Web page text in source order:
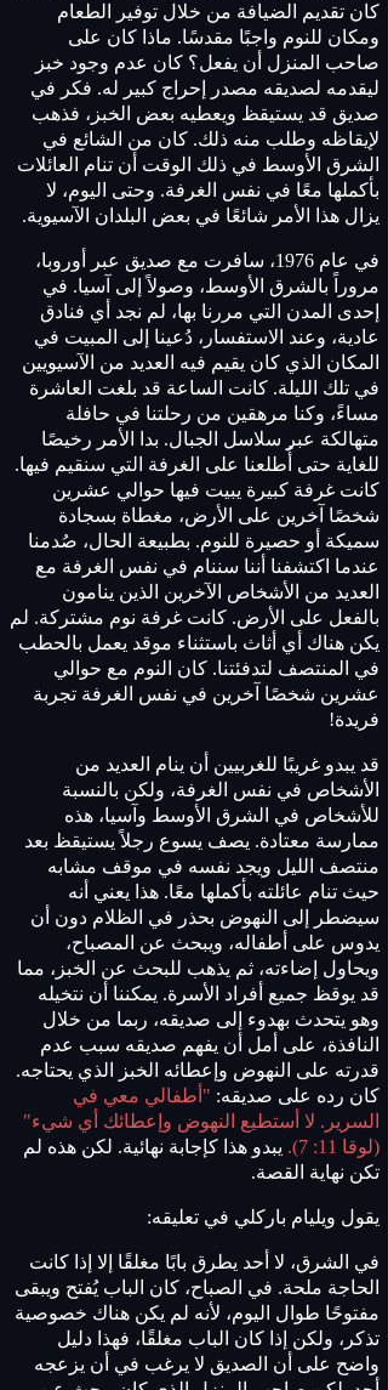
كان تقديم الضيافة من خلال توفير الطعام
ومكان للنوم واجبًا مقدسًا. ماذا كان على
صاحب المنزل أن يفعل؟ كان عدم وجود خبز
ليقدمه لصديقه مصدر إحراج كبير له. فكر في
صديق قد يستيقظ ويعطيه بعض الخبز، فذهب
لإيقاظه وطلب منه ذلك. كان من الشائع في
الشرق الأوسط في ذلك الوقت أن تنام العائلات
بأكملها معًا في نفس الغرفة. وحتى اليوم، لا
يزال هذا الأمر شائعًا في بعض البلدان الآسيوية.
في عام 1976، سافرت مع صديق عبر أوروبا،
مروراً بالشرق الأوسط، وصولاً إلى آسيا. في
إحدى المدن التي مررنا بها، لم نجد أي فنادق
عادية، وعند الاستفسار، دُعينا إلى المبيت في
المكان الذي كان يقيم فيه العديد من الآسيويين
في تلك الليلة. كانت الساعة قد بلغت العاشرة
مساءً، وكنا مرهقين من رحلتنا في حافلة
متهالكة عبر سلاسل الجبال. بدا الأمر رخيصًا
للغاية حتى أُطلعنا على الغرفة التي سنقيم فيها.
كانت غرفة كبيرة يبيت فيها حوالي عشرين
شخصًا آخرين على الأرض، مغطاة بسجادة
سميكة أو حصيرة للنوم. بطبيعة الحال، صُدمنا
عندما اكتشفنا أننا سننام في نفس الغرفة مع
العديد من الأشخاص الآخرين الذين ينامون
بالفعل على الأرض. كانت غرفة نوم مشتركة. لم
يكن هناك أي أثاث باستثناء موقد يعمل بالحطب
في المنتصف لتدفئتنا. كان النوم مع حوالي
عشرين شخصًا آخرين في نفس الغرفة تجربة
فريدة!
قد يبدو غريبًا للغربيين أن ينام العديد من
الأشخاص في نفس الغرفة، ولكن بالنسبة
للأشخاص في الشرق الأوسط وآسيا، هذه
ممارسة معتادة. يصف يسوع رجلاً يستيقظ بعد
منتصف الليل ويجد نفسه في موقف مشابه
حيث تنام عائلته بأكملها معًا. هذا يعني أنه
سيضطر إلى النهوض بحذر في الظلام دون أن
يدوس على أطفاله، ويبحث عن المصباح،
ويحاول إضاءته، ثم يذهب للبحث عن الخبز، مما
قد يوقظ جميع أفراد الأسرة. يمكننا أن نتخيله
وهو يتحدث بهدوء إلى صديقه، ربما من خلال
النافذة، على أمل أن يفهم صديقه سبب عدم
قدرته على النهوض وإعطائه الخبز الذي يحتاجه.
كان رده على صديقه: "أطفالي معي في
السرير. لا أستطيع النهوض وإعطائك أي شيء"
(لوقا 11: 7).
يبدو هذا كإجابة نهائية. لكن هذه لم
تكن نهاية القصة.
يقول ويليام باركلي في تعليقه:
في الشرق، لا أحد يطرق بابًا مغلقًا إلا إذا كانت
الحاجة ملحة. في الصباح، كان الباب يُفتح ويبقى
مفتوحًا طوال اليوم، لأنه لم يكن هناك خصوصية
تذكر، ولكن إذا كان الباب مغلقًا، فهذا دليل
واضح على أن الصديق لا يرغب في أن يزعجه